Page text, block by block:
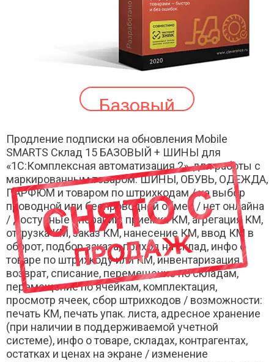
Базовый
Продление подписки на обновления Mobile
SMARTS Склад 15 БАЗОВЫЙ + ШИНЫ для
«1С:Комплексная автоматизация 2», для работы с
маркированным товаром: ШИНЫ, ОБУВЬ, ОДЕЖДА,
ПАРФЮМ и товаром по штрихкодам / на выбор
проводной или беспроводной обмен / нет онлайна
/ доступные операции: приемка КМ, агрегация КМ,
отгрузка КМ, заказ КМ, нанесение КМ, ввод КМ в
оборот, подбор заказа, приход на склад, инфо о
товаре по штрихкоду или КМ, инвентаризация,
возврат, списание, перемещение по складам,
перемещение по ячейкам, комплектация,
просмотр ячеек, сбор штрихкодов / возможности:
печать КМ, печать упак. листа, адресное хранение
(при наличии в поддерживаемой учетной
системе), инфо о товаре, складах, контрагентах,
остатках и ценах на экране / изменение